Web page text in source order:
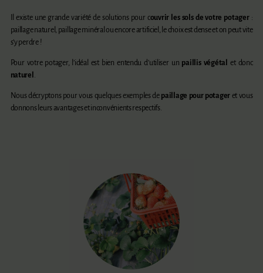
Il existe une grande variété de solutions pour couvrir les sols de votre potager:
paillage naturel, paillage minéral ou encore artificiel, le choix est dense et on peut vite
s’y perdre !
Pour votre potager, l’idéal est bien entendu d’utiliser un paillis végétal
et donc
naturel
Nous décryptons pour vous quelques exemples de paillage pour potager et vous
donnons leurs avantages et inconvénients respectifs.